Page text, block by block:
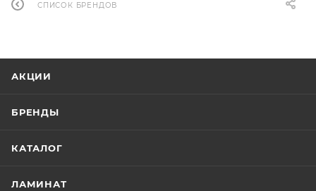
СПИСОК БРЕНДОВ
АКЦИИ
БРЕНДЫ
КАТАЛОГ
ЛАМИНАТ